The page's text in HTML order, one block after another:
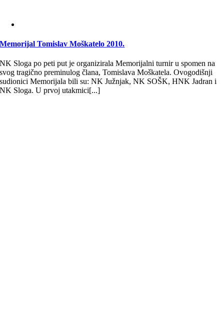
Memorijal Tomislav Moškatelo 2010.
NK Sloga po peti put je organizirala Memorijalni turnir u spomen na
svog tragično preminulog člana, Tomislava Moškatela. Ovogodišnji
sudionici Memorijala bili su: NK Južnjak, NK SOŠK, HNK Jadran i
NK Sloga. U prvoj utakmici[...]